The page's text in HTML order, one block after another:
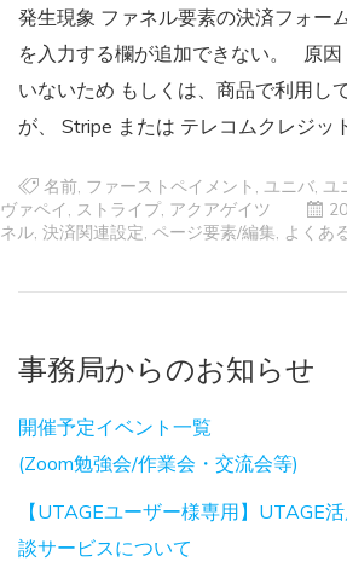
発生現象 ファネル要素の決済フォー
を入力する欄が追加できない。 原因
いないため もしくは、商品で利用し
が、 Stripe または テレコムクレジッ
名前 ファーストペイメント ユニバ ユ
ヴァペイ
ストライプ, アクアゲイツ
ネル 決済関連設定 ページ要素/編集 よくあ
事務局からのお知らせ
開催予定イベント一覧
(Zoom勉強会/作業会・交流会等)
【UTAGEユーザー様専用】UTAGE
談サービスについて